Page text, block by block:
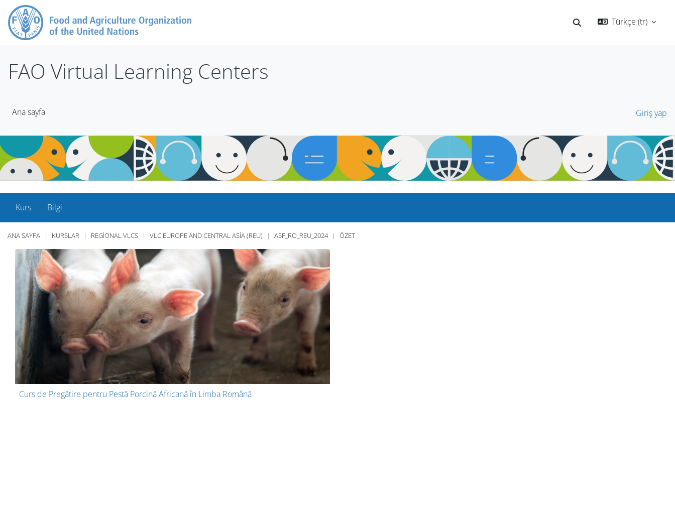
Ana içeriğe git
Arama girişini değiştir
Türkçe ‎(tr)‎
FAO Virtual Learning Centers
Ana sayfa Giriş yap
Kurs Bilgi
ANA SAYFA KURSLAR REGIONAL VLCS VLC EUROPE AND CENTRAL ASIA (REU) ASF_RO_REU_2024 ÖZET
Curs de Pregătire pentru Pestă Porcină Africană în Limba Română